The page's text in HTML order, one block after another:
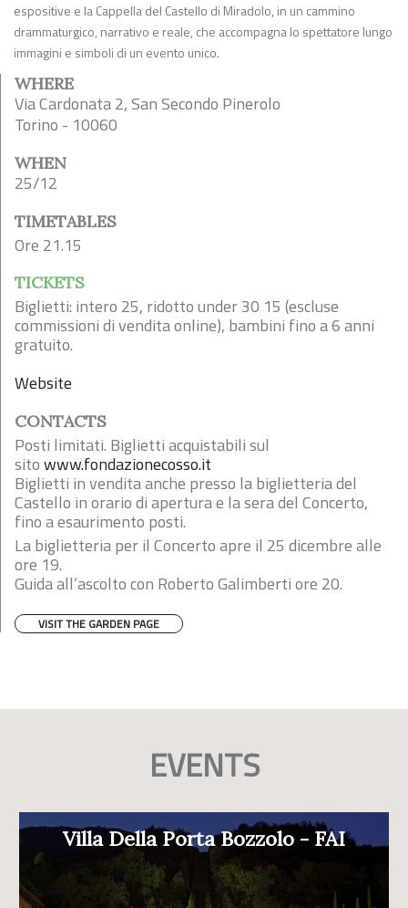
espositive e la Cappella del Castello di Miradolo, in un cammino
drammaturgico, narrativo e reale, che accompagna lo spettatore lungo
immagini e simboli di un evento unico.
WHERE
Via Cardonata 2, San Secondo Pinerolo
Torino - 10060
WHEN
25/12
TIMETABLES
Ore 21.15
TICKETS
Biglietti: intero 25, ridotto under 30 15 (escluse
commissioni di vendita online), bambini fino a 6 anni
gratuito.
Website
CONTACTS
Posti limitati. Biglietti acquistabili sul
sitowww.fondazionecosso.it
Biglietti in vendita anche presso la biglietteria del
Castello in orario di apertura e la sera del Concerto,
fino a esaurimento posti.
La biglietteria per il Concerto apre il 25 dicembre alle
ore 19.
Guida all’ascolto con Roberto Galimberti ore 20.
VISIT THE GARDEN PAGE
EVENTS
Villa Della Porta Bozzolo - FAI